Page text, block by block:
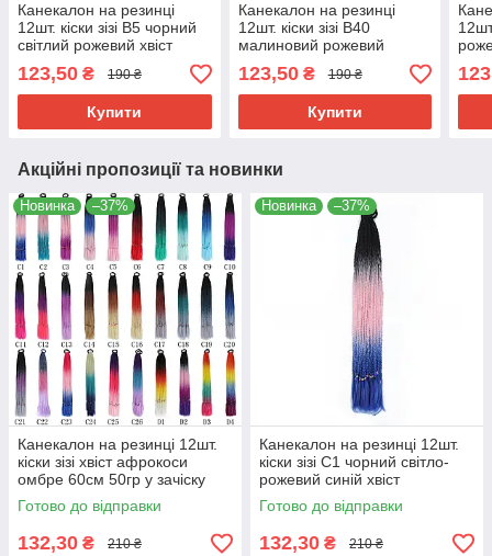
Канекалон на резинці
12шт. кіски зізі В5 чорний
світлий рожевий хвіст
афрокоси омбре 60см
50гр у зачіску ZiZi
123,50 ₴ 190 ₴
Купити
Канекалон на резинці
12шт. кіски зізі В40
малиновий рожевий
світло-рожевий хвіст
афрокоси омбре 60см
50гр у зачіску ZiZi
123,50₴ 190 ₴
Купити
Акційні пропозиції та новинки
Новинка –37%
Канекалон на резинці 12шт.
кіски зізі хвіст афрокоси
омбре 60см 50гр у зачіску
для дітей 30 кольорів косички
ZiZi
Готово до відправки
132,30 ₴ 210 ₴
Новинка –37%
Канекалон на резинці 12шт.
кіски зізі C1 чорний світло-
рожевий синій хвіст
афрокоси омбре 60см 50гр у
зачіску ZiZi
Готово до відправки
132,30 ₴ 210 ₴